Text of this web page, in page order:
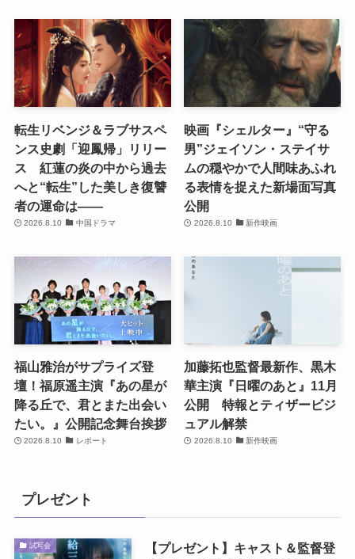
転生リベンジ＆ラブサスペ
ンス史劇「迎鳳帰」リリー
ス 紅蓮の炎の中から過去
へと“転生”した美しき復讐
者の運命は――
2026.8.10 中国ドラマ
映画『シェルター』“守る
男”ジェイソン・ステイサ
ムの穏やかで人間味あふれ
る表情を捉えた新場面写真
公開
2026.8.10 新作映画
福山雅治がサプライズ登
壇！福原遥主演『あの星が
降る丘で、君とまた出会い
たい。』公開記念舞台挨拶
2026.8.10 レポート
加藤拓也監督最新作、黒木
華主演『日曜のあと』11月
公開 特報とティザービジ
ュアル解禁
2026.8.10 新作映画
プレゼント
試写会
【プレゼント】キャスト＆監督登